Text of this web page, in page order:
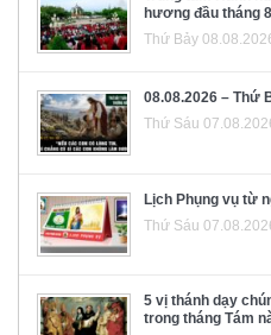
hương đầu tháng
Thứ Bảy
08.08.2026 – Thứ
Thứ Sáu
Lịch Phụng vụ từ
Thứ Sáu
5 vị thánh dạy
trong tháng Tám